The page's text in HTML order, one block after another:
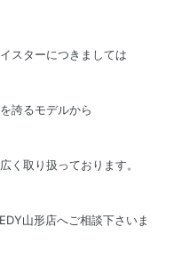
スターにつきましては
誇るモデルから
く取り扱っております。
山形店へご相談下さいま